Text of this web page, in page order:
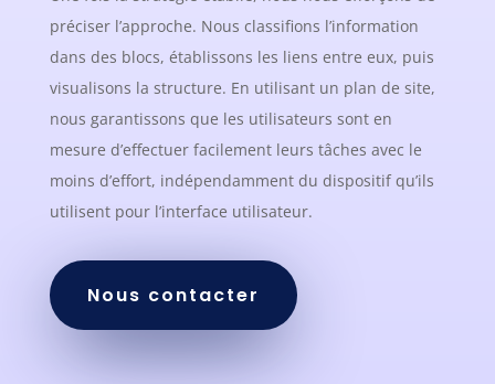
préciser l’approche. Nous classifions l’information
dans des blocs, établissons les liens entre eux, puis
visualisons la structure. En utilisant un plan de site,
nous garantissons que les utilisateurs sont en
mesure d’effectuer facilement leurs tâches avec le
moins d’effort, indépendamment du dispositif qu’ils
utilisent pour l’interface utilisateur.
Nous contacter